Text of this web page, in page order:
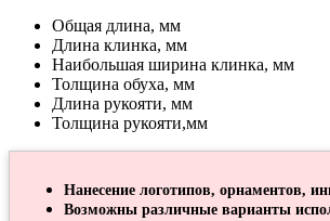
Общая длина, мм
Длина клинка, мм
Наибольшая ширина клинка,
Толщина обуха,
Длина рукояти,
Толщина
Нанесение логотипов, орнаментов,
Возможны различные варианты